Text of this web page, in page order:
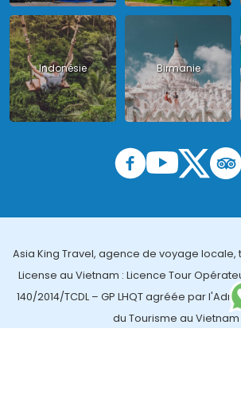
Indonésie Birmanie
Asia King Travel, agence de voyage locale,
License au Vietnam : Licence Tour
140/2014/TCDL – GP LHQT agréée par
du Tourisme au Vietnam